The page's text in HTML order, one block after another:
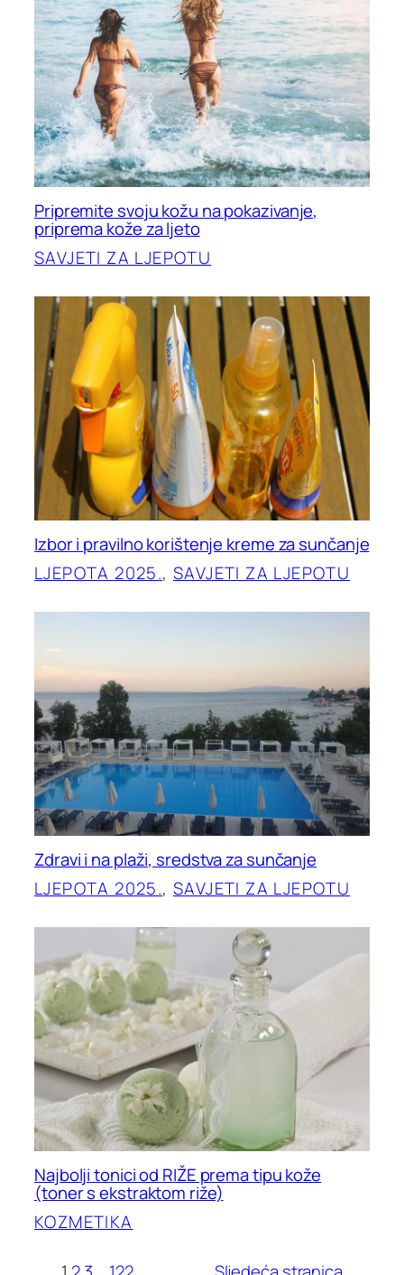
Pripremite svoju kožu na pokazivanje,
priprema kože za ljeto
SAVJETI ZA LJEPOTU
Izbor i pravilno korištenje kreme za sunčanje
LJEPOTA 2025., SAVJETI ZA LJEPOTU
Zdravi i na plaži, sredstva za sunčanje
LJEPOTA 2025., SAVJETI ZA LJEPOTU
Najbolji tonici od RIŽE prema tipu kože
(toner s ekstraktom riže)
KOZMETIKA